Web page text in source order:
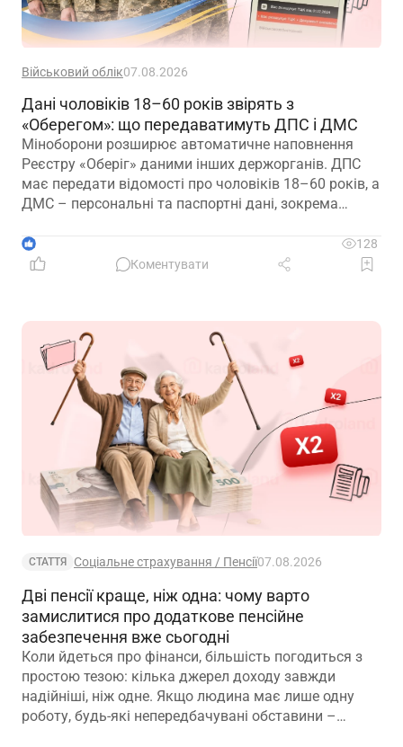
Військовий облік07.08.2026
Дані чоловіків 18–60 років звірять з
«Оберегом»: що передаватимуть ДПС і ДМС
Міноборони розширює автоматичне наповнення
Реєстру «Оберіг» даними інших держорганів. ДПС
має передати відомості про чоловіків 18–60 років, а
ДМС – персональні та паспортні дані, зокрема
1
128
Коментувати
СТАТТЯ Соціальне страхування / Пенсії07.08.2026
Дві пенсії краще, ніж одна: чому варто
замислитися про додаткове пенсійне
забезпечення вже сьогодні
Коли йдеться про фінанси, більшість погодиться з
простою тезою: кілька джерел доходу завжди
надійніші, ніж одне. Якщо людина має лише одну
роботу, будь-які непередбачувані обставини –